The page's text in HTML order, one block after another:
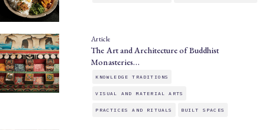
Article
The Art and Architecture of Buddhist
Monasteries…
KNOWLEDGE TRADITIONS
VISUAL AND MATERIAL ARTS
PRACTICES AND RITUALS BUILT SPACES